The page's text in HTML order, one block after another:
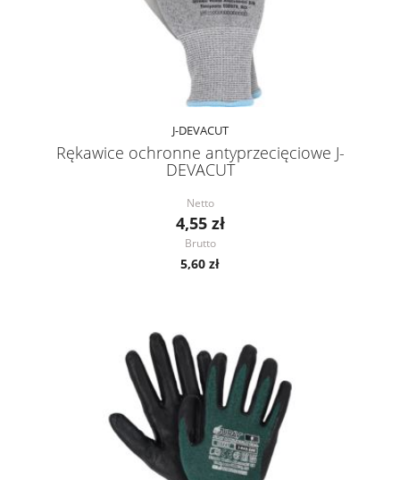
J-DEVACUT
Rękawice ochronne antyprzecięciowe J-
DEVACUT
Netto
4,55 zł
Brutto
5,60 zł